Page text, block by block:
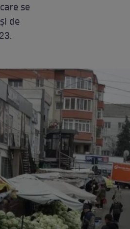
se
de